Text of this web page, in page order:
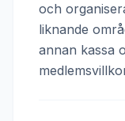
och
liknande
annan kassa